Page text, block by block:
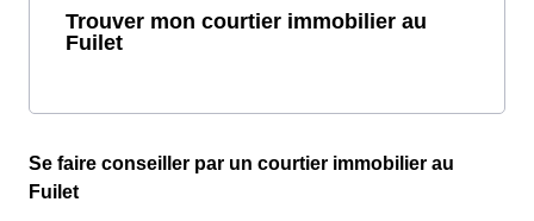
Trouver mon courtier immobilier au
Fuilet
Se faire conseiller par un courtier immobilier au
Fuilet